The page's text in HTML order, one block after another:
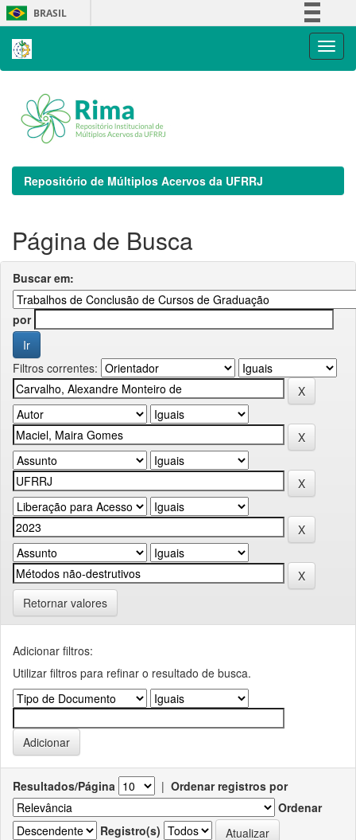
Skip
navigation
BRASIL
Repositório de Múltiplos Acervos da UFRRJ
Página de Busca
Buscar em:
por
Filtros correntes:
Retornar valores
Adicionar filtros:
Utilizar filtros para refinar o resultado de busca.
Resultados/Página | Ordenar registros por
Ordenar
Registro(s)